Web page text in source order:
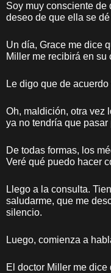
Soy muy consciente de
deseo de que ella se
Un día, Grace me dice
Miller me recibirá en su
Le digo que de
Oh, maldición, otra vez
ya no tendría que
De todas formas, los
Veré qué puedo hacer
Llego a la consulta.
saludarme, que me
silencio.
Luego, comienza a
El doctor Miller me